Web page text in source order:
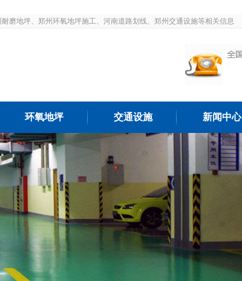
磨地坪、郑州环氧地坪施工、河南道路划线、郑州交通设施等相关信息
环氧地坪 交通设施 新闻中心